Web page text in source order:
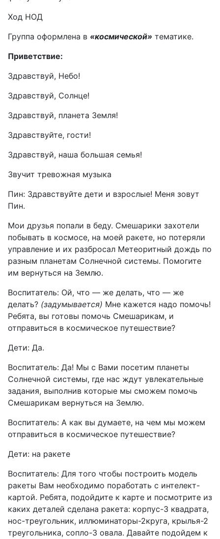
Ход НОД
Группа оформлена в «космической» тематике.
Приветствие:
Здравствуй, Небо!
Здравствуй, Солнце!
Здравствуй, планета Земля!
Здравствуйте, гости!
Здравствуй, наша большая семья!
Звучит тревожная музыка
Пин: Здравствуйте дети и взрослые! Меня зовут
Пин.
Мои друзья попали в беду. Смешарики захотели
побывать в космосе, на моей ракете, но потеряли
управление и их разбросал Метеоритный дождь по
разным планетам Солнечной системы. Помогите
им вернуться на Землю.
Воспитатель: Ой, что — же делать, что — же
делать? (задумывается) Мне кажется надо помочь!
Ребята, вы готовы помочь Смешарикам, и
отправиться в космическое путешествие?
Дети: Да.
Воспитатель: Да! Мы с Вами посетим планеты
Солнечной системы, где нас ждут увлекательные
задания, выполнив которые мы сможем помочь
Смешарикам вернуться на Землю.
Воспитатель: А как вы думаете, на чем мы можем
отправиться в космическое путешествие?
Дети: на ракете
Воспитатель: Для того чтобы построить модель
ракеты Вам необходимо поработать с интелект-
картой. Ребята, подойдите к карте и посмотрите из
каких деталей сделана ракета: корпус-3 квадрата,
нос-треугольник, иллюминаторы-2круга, крылья-2
треугольника, сопло-3 овала. Давайте подойдем к